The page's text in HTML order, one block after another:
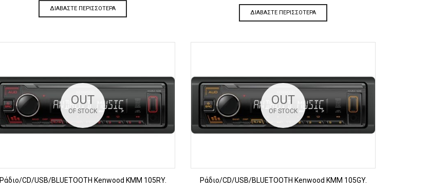
ΔΙΑΒΆΣΤΕ ΠΕΡΙΣΣΌΤΕΡΑ
ΔΙΑΒΆΣΤΕ ΠΕΡΙΣΣΌΤΕΡΑ
OUT
OF STOCK
ΠΡΟΒΟΛΗ
Ράδιο/CD/USB/BLUETOOTH Kenwood KMM 105RY.
OUT
OF STOCK
ΠΡΟΒΟΛΗ
Ράδιο/CD/USB/BLUETOOTH Kenwood KMM 105GY.